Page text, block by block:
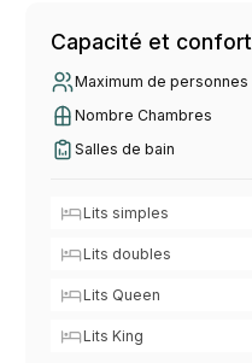
Capacité et confort
Maximum de personnes
Nombre Chambres
Salles de bain
Lits simples
Lits doubles
Lits Queen
Lits King